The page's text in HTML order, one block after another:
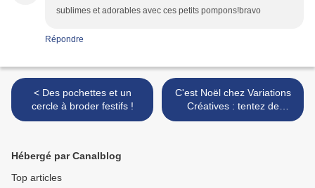
sublimes et adorables avec ces petits pompons!bravo
Répondre
< Des pochettes et un
cercle à broder festifs !
C'est Noël chez Variations
Créatives : tentez de
remporter un cadeau ! >
Hébergé par Canalblog
Top articles